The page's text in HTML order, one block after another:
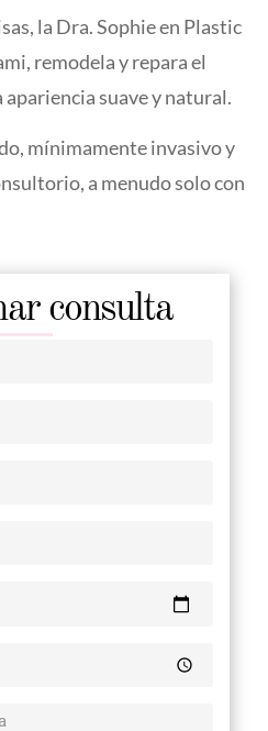
la Dra. Sophie en Plastic
remodela y repara el
suave y natural.
mínimamente invasivo y
a menudo solo con
consulta